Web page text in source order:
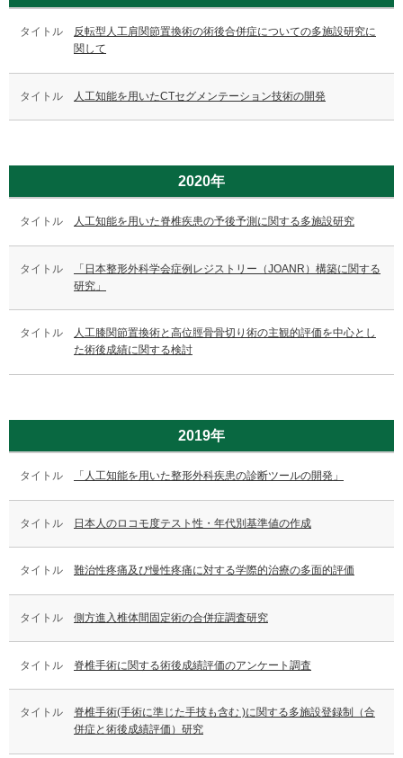
反転型人工肩関節置換術の術後合併症についての多施設研究に
関して
人工知能を用いたCTセグメンテーション技術の開発
2020年
人工知能を用いた脊椎疾患の予後予測に関する多施設研究
「日本整形外科学会症例レジストリー（JOANR）構築に関する
研究」
人工膝関節置換術と高位脛骨骨切り術の主観的評価を中心とし
た術後成績に関する検討
2019年
「人工知能を用いた整形外科疾患の診断ツールの開発」
日本人のロコモ度テスト性・年代別基準値の作成
難治性疼痛及び慢性疼痛に対する学際的治療の多面的評価
側方進入椎体間固定術の合併症調査研究
脊椎手術に関する術後成績評価のアンケート調査
脊椎手術(手術に準じた手技も含む )に関する多施設登録制（合
併症と術後成績評価）研究